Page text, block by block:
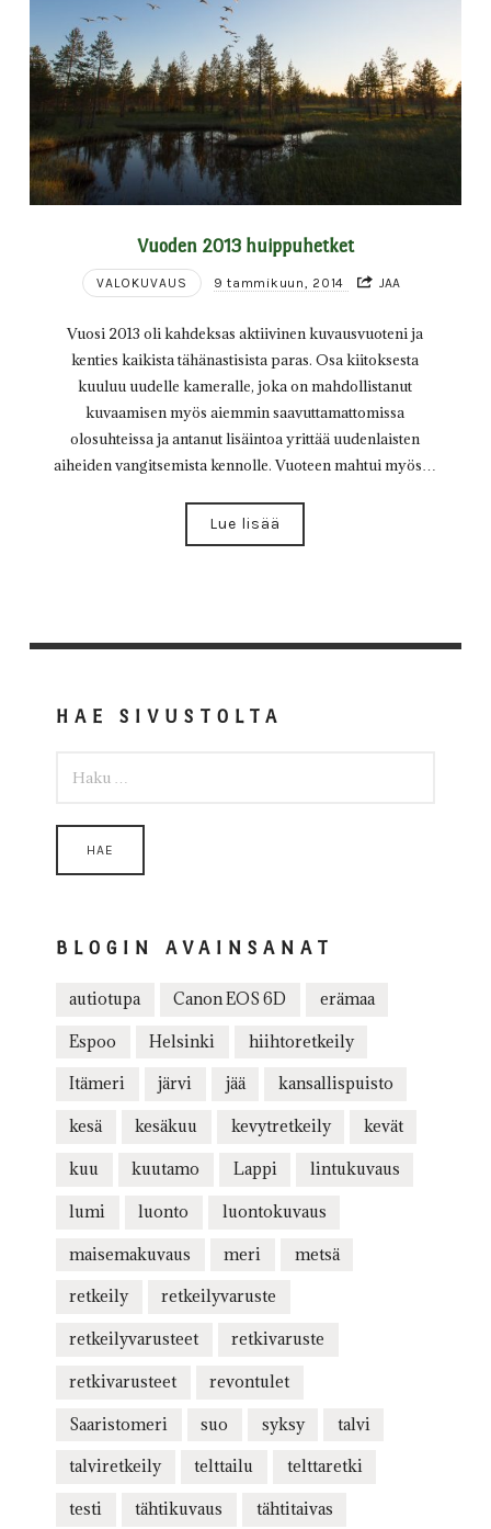
Vuoden 2013 huippuhetket
VALOKUVAUS 9 tammikuun, 2014 JAA
Vuosi 2013 oli kahdeksas aktiivinen kuvausvuoteni ja
kenties kaikista tähänastisista paras. Osa kiitoksesta
kuuluu uudelle kameralle, joka on mahdollistanut
kuvaamisen myös aiemmin saavuttamattomissa
olosuhteissa ja antanut lisäintoa yrittää uudenlaisten
aiheiden vangitsemista kennolle. Vuoteen mahtui myös…
Lue lisää
HAE SIVUSTOLTA
BLOGIN AVAINSANAT
autiotupa Canon EOS 6D erämaa
Espoo Helsinki hiihtoretkeily
Itämeri järvi jää kansallispuisto
kesä kesäkuu kevytretkeily kevät
kuu kuutamo Lappi lintukuvaus
lumi luonto luontokuvaus
maisemakuvaus meri metsä
retkeily retkeilyvaruste
retkeilyvarusteet retkivaruste
retkivarusteet revontulet
Saaristomeri suo syksy talvi
talviretkeily telttailu telttaretki
testi tähtikuvaus tähtitaivas